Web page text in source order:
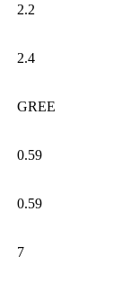
2.2
2.4
GREE
0.59
0.59
7